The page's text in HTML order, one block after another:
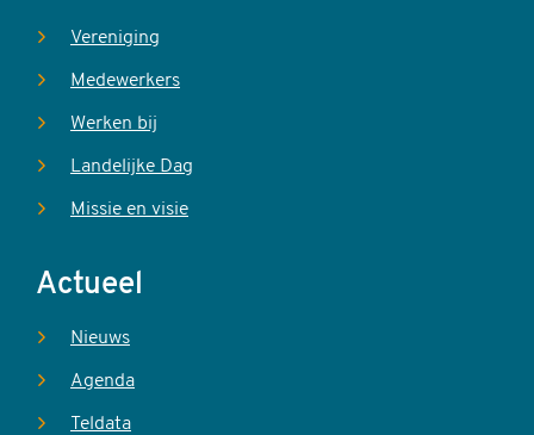
Vereniging
Medewerkers
Werken bij
Landelijke Dag
Missie en visie
Actueel
Nieuws
Agenda
Teldata